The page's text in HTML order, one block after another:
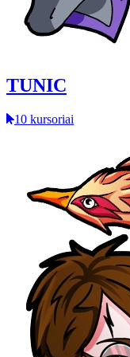
TUNIC
10 kursoriai